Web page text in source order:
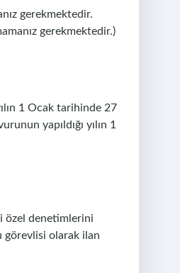
gerekmektedir.
gerekmektedir.)
1 Ocak tarihinde 27
yapıldığı yılın 1
özel denetimlerini
görevlisi olarak ilan